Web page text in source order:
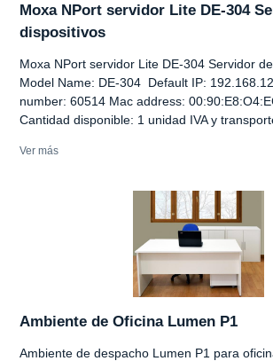
Moxa NPort servidor Lite DE-304
dispositivos
Moxa NPort servidor Lite DE-304 Servidor
Model Name: DE-304 Default IP:
number: 60514 Mac address:
Cantidad disponible: 1 unidad IVA y
Ver más
Ambiente de Oficina Lumen P1
Ambiente de despacho Lumen P1 para